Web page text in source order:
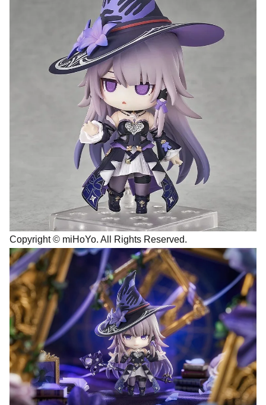
Copyright © miHoYo. All Rights Reserved.